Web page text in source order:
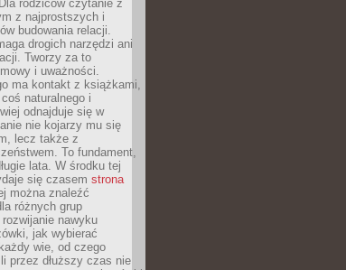
rodziców czytanie z
z najprostszych i
budowania relacji.
drogich narzędzi ani
Tworzy za to
i uważności.
ma kontakt z książkami,
naturalnego i
odnajduje się w
nie kojarzy mu się
lecz także z
To fundament,
lata. W środku tej
się czasem strona
można znaleźć
różnych grup
nawyku
jak wybierać
wie, od czego
przez dłuższy czas nie